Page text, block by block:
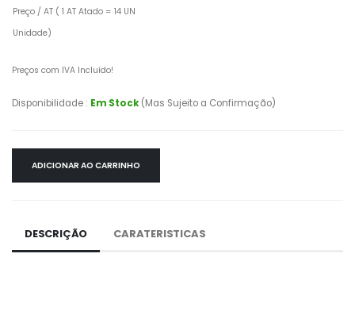
Preço / AT ( 1 AT Atado = 14 UN
Unidade)
Preços com IVA Incluído!
Disponibilidade : Em Stock(Mas Sujeito a Confirmação)
ADICIONAR AO CARRINHO
DESCRIÇÃO CARATERISTICAS